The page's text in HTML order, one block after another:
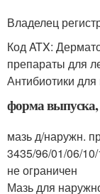
Владелец
Код ATX:
препараты для
Антибиотики
форма выпуска,
мазь д/наружн.
3435/96/01/06/10/
не ограничен
Мазь для